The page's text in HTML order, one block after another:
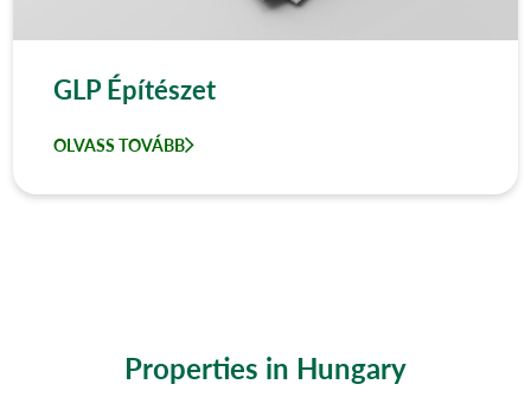
GLP Építészet
OLVASS TOVÁBB
Properties in Hungary